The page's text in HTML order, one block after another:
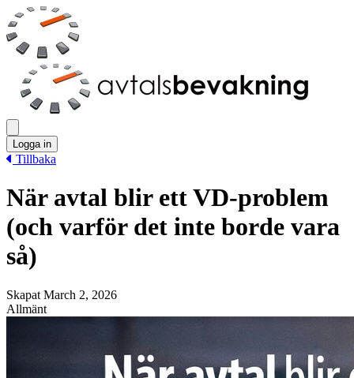
Logga in
Tillbaka
När avtal blir ett VD-problem
(och varför det inte borde vara
så)
Skapat March 2, 2026
Allmänt